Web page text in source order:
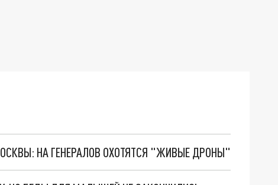
НА ГЕНЕРАЛОВ ОХОТЯТСЯ "ЖИВЫЕ ДРОНЫ"